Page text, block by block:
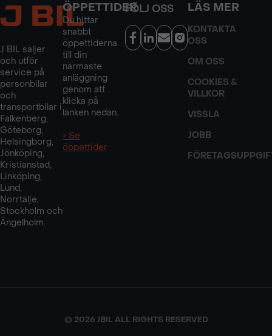
J BIL säljer
och utför
service på
personbilar
och
transportbilar i
Falkenberg,
Göteborg,
Helsingborg,
Jönköping,
Kristianstad,
Linköping,
Lund,
Norrtälje,
Stockholm och
Ängelholm.
ÖPPETTIDER
Du hittar
snabbt
öppettiderna
till din
närmaste
anläggning
genom att
klicka på
länken nedan.
> Se
öppettider
FÖLJ OSS LÄS MER
KONTAKTA
OSS
OM OSS
COOKIES &
VILLKOR
VISSLA
JOBB
© 2026 JBIL ALL RIGHTS RESERVED